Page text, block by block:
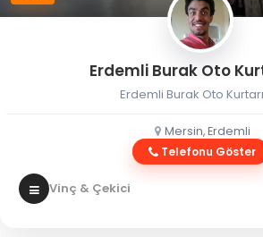
Erdemli Burak Oto
Erdemli Burak Oto
Mersin, Erdemli
Telefonu Göster
Vinç & Çekici